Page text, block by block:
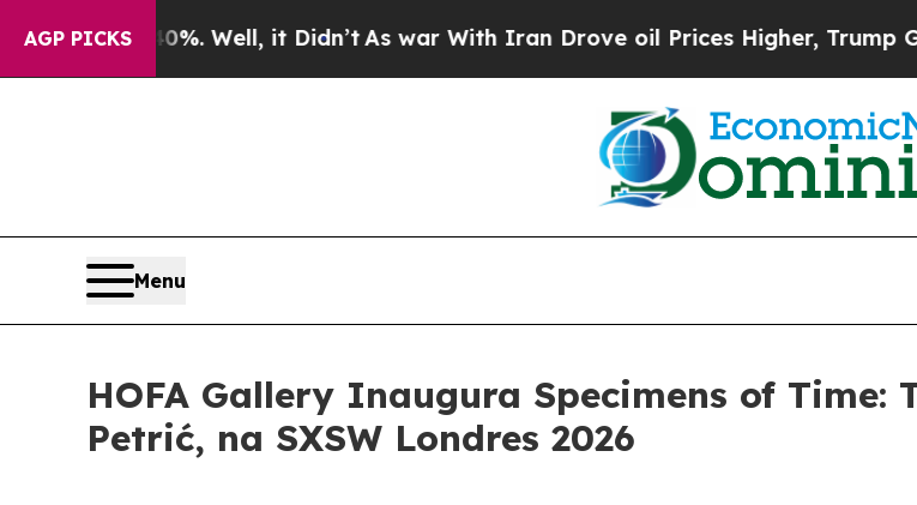
AGP PICKS
40%. Well, it Didn’t As war With Iran Drove oil Prices Higher, Trump Gave
Menu
HOFA Gallery Inaugura Specimens of Time:
Petrić, na SXSW Londres 2026